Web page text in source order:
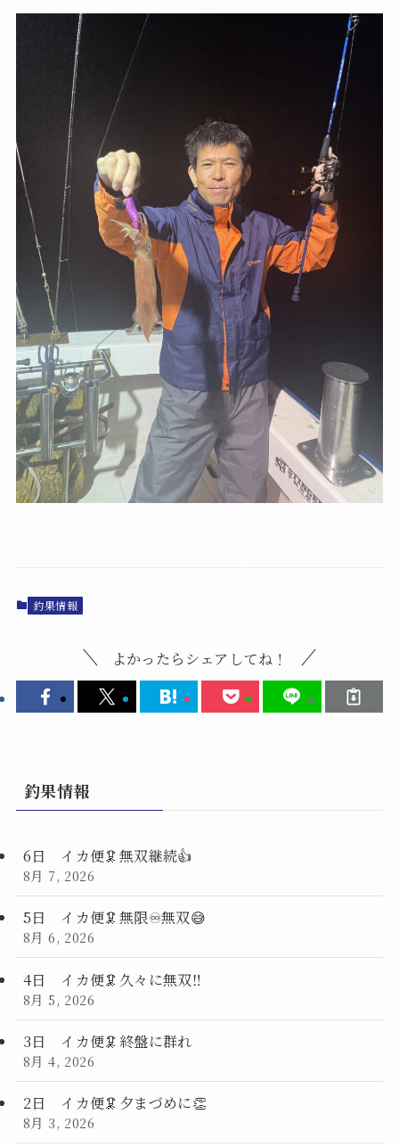
釣果情報
よかったらシェアしてね！
釣果情報
6日 イカ便🦑無双継続👍
8月 7, 2026
5日 イカ便🦑無限♾️無双😅
8月 6, 2026
4日 イカ便🦑久々に無双‼️
8月 5, 2026
3日 イカ便🦑終盤に群れ
8月 4, 2026
2日 イカ便🦑夕まづめに👏
8月 3, 2026